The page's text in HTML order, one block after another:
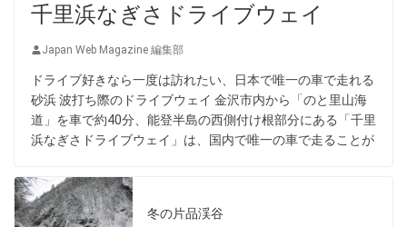
千里浜なぎさドライブウェイ
Japan Web Magazine 編集部
ドライブ好きなら一度は訪れたい、日本で唯一の車で走れる
砂浜 波打ち際のドライブウェイ 金沢市内から「のと里山海
道」を車で約40分、能登半島の西側付け根部分にある「千里
浜なぎさドライブウェイ」は、国内で唯一の車で走ることが
冬の片品渓谷